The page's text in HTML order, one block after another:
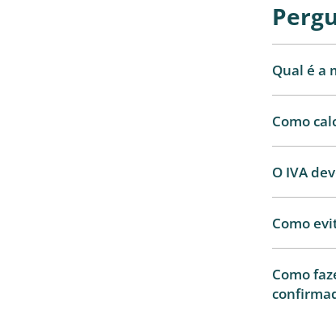
Qual é a
Como
O IVA
Como
Como